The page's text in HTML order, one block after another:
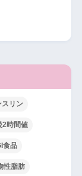
スリン
2時間値
食品
性脂肪